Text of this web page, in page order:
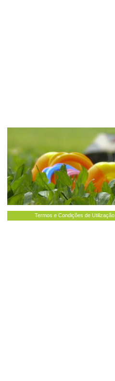
Termos e Condições de Utilização